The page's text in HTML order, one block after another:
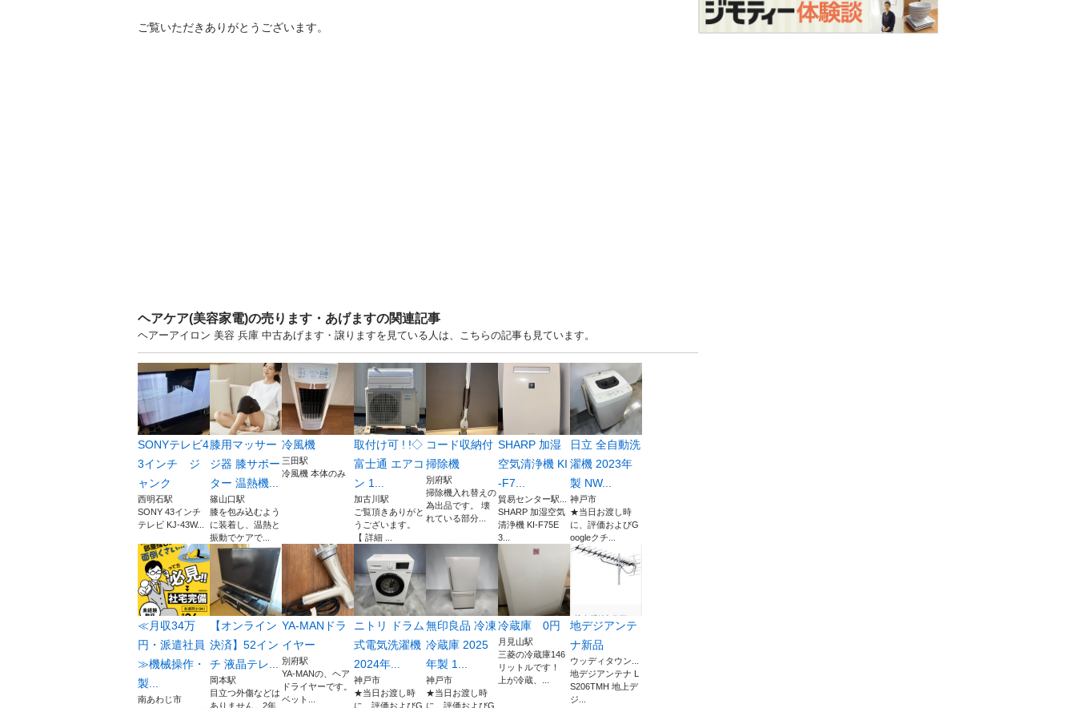
ご覧いただきありがとうございます。
ヘアケア(美容家電)の売ります・あげますの関連記事
ヘアーアイロン 美容 兵庫 中古あげます・譲りますを見ている人は、こちらの記事も見ています。
SONYテレビ4
3インチ ジ
ャンク
西明石駅
SONY 43インチ
テレビ KJ-43W...
膝用マッサー
ジ器 膝サポー
ター 温熱機...
篠山口駅
膝を包み込むよう
に装着し、温熱と
振動でケアで...
冷風機
三田駅
冷風機 本体のみ
取付け可 ! !◇
富士通 エアコ
ン 1...
加古川駅
ご覧頂きありがと
うございます。
【 詳細 ...
コード収納付
掃除機
別府駅
掃除機入れ替えの
為出品です。 壊
れている部分...
SHARP 加湿
空気清浄機 KI
-F7...
貿易センター駅...
SHARP 加湿空気
清浄機 KI-F75E
3...
日立 全自動洗
濯機 2023年
製 NW...
神戸市
★当日お渡し時
に、評価およびG
oogleクチ...
≪月収34万
円・派遣社員
≫機械操作・
製...
南あわじ市
【オンライン
決済】52イン
チ 液晶テレ...
岡本駅
目立つ外傷などは
ありません。2年
YA-MANドラ
イヤー
別府駅
YA-MANの、ヘア
ドライヤーです。
ベット...
ニトリ ドラム
式電気洗濯機
2024年...
神戸市
★当日お渡し時
に、評価およびG
無印良品 冷凍
冷蔵庫 2025
年製 1...
神戸市
★当日お渡し時
に、評価およびG
冷蔵庫 0円
月見山駅
三菱の冷蔵庫146
リットルです！
上が冷蔵、...
地デジアンテ
ナ新品
ウッディタウン...
地デジアンテナ L
S206TMH 地上デ
ジ...